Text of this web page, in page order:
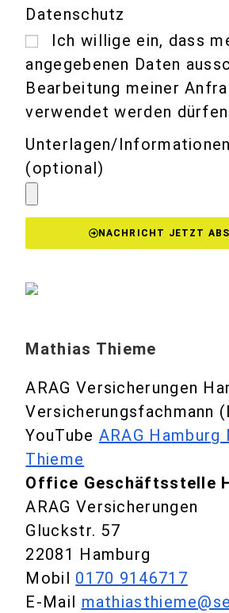
Datenschutz
Ich willige ein, dass
angegebenen Daten
Bearbeitung meiner
verwendet werden
Unterlagen/
(optional)
NACHRICHT JETZT
Mathias Thieme
ARAG Versicherungen
Versicherungsfachmann
YouTube ARAG Hamburg
Thieme
Office Geschäftsstelle
ARAG Versicherungen
Gluckstr. 57
22081 Hamburg
Mobil 0170 9146717
E-Mail